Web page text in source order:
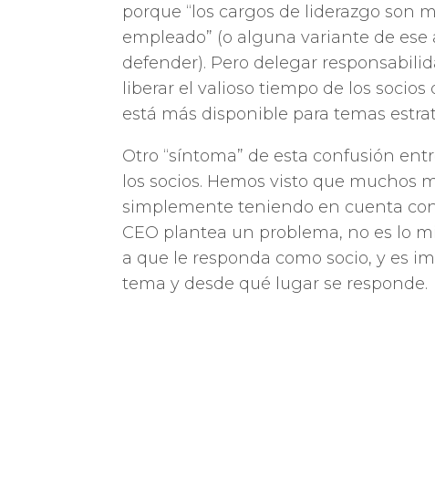
porque “los cargos de liderazgo son
empleado” (o alguna variante de
defender). Pero delegar
liberar el valioso tiempo de los
está más disponible para temas
Otro “síntoma” de esta confusión
los socios. Hemos visto que muchos
simplemente teniendo en cuenta con
CEO plantea un problema, no es lo
a que le responda como socio, y es
tema y desde qué lugar se responde.